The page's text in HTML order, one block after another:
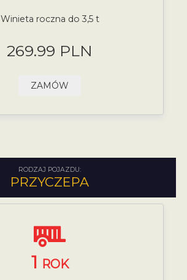
Winieta roczna do 3,5 t
269.99 PLN
ZAMÓW
RODZAJ POJAZDU:
PRZYCZEPA
1 ROK